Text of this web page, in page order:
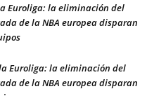
Euroliga: la eliminación del
de la NBA europea disparan
Euroliga: la eliminación del
de la NBA europea disparan